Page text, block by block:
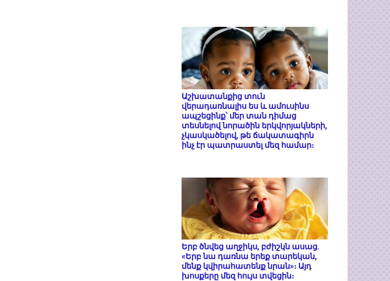
Աշխատանքից տուն
վերադառնալիս ես և ամուսինս
ապշեցինք՝ մեր տան դիմաց
տեսնելով նորածին երկվորյակների,
չկասկածելով, թե ճակատագիրն
ինչ էր պատրաստել մեզ համար։
Երբ ծնվեց աղջիկս, բժիշկն ասաց.
«Երբ նա դառնա երեք տարեկան,
մենք կվիրահատենք նրան»։ Այդ
խոսքերը մեզ հույս տվեցին։